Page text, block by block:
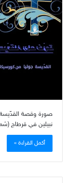
صورة وقصة القدّيسة
نبيلين في قرطاج
أكمل القراءة »